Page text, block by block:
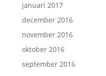
januari 2017
december 2016
november 2016
oktober 2016
september 2016